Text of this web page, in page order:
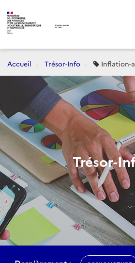
Accueil Trésor-Info Inflation-
Trésor-